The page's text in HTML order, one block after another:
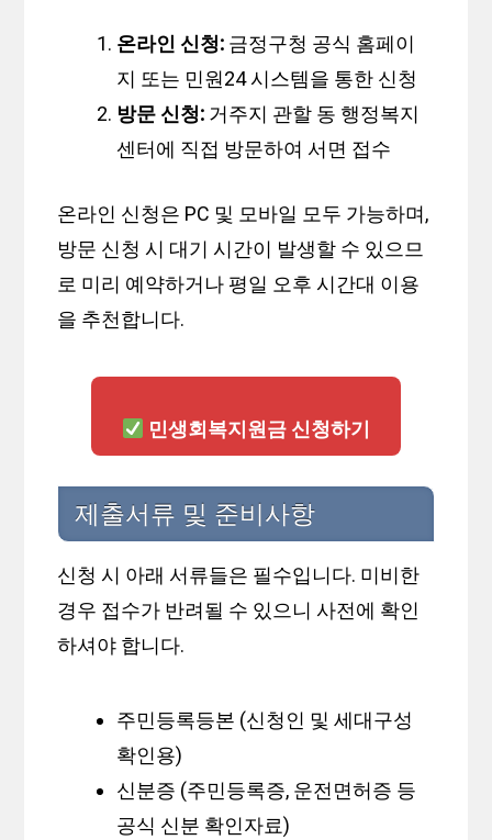
온라인 신청: 금정구청 공식 홈페이
지 또는 민원24 시스템을 통한 신청
방문 신청: 거주지 관할 동 행정복지
센터에 직접 방문하여 서면 접수
온라인 신청은 PC 및 모바일 모두 가능하며,
방문 신청 시 대기 시간이 발생할 수 있으므
로 미리 예약하거나 평일 오후 시간대 이용
을 추천합니다.
민생회복지원금 신청하기
제출서류 및 준비사항
신청 시 아래 서류들은 필수입니다. 미비한
경우 접수가 반려될 수 있으니 사전에 확인
하셔야 합니다.
주민등록등본 (신청인 및 세대구성
확인용)
신분증 (주민등록증, 운전면허증 등
공식 신분 확인자료)